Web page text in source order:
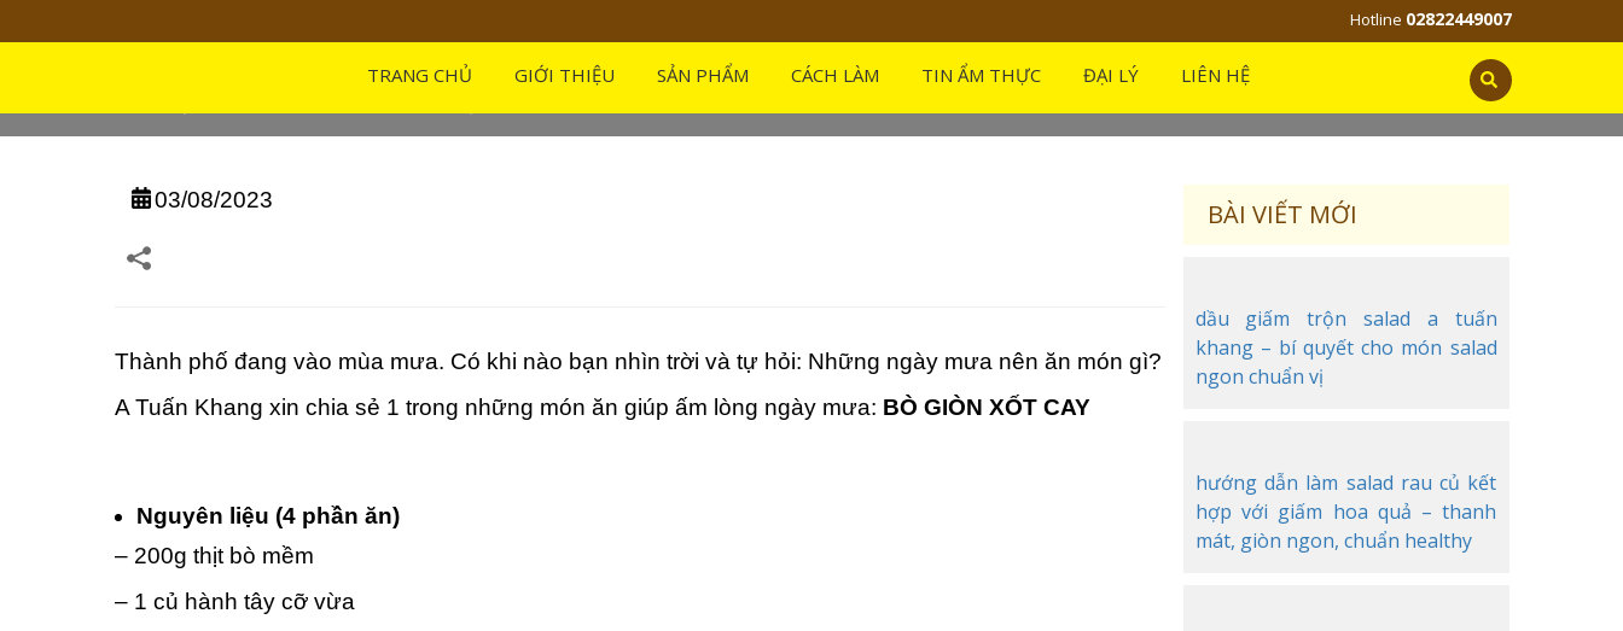
TRANG CHỦ GIỚI THIỆU SẢN PHẨM CÁCH LÀM TIN ẨM THỰC ĐẠI LÝ LIÊN HỆ
Hotline 02822449007
MÓN NGON TỪ THỊT BÒ – BÒ GIÒN XỐT CAY
03/08/2023
Thành phố đang vào mùa mưa. Có khi nào bạn nhìn trời và tự hỏi: Những ngày mưa nên ăn món gì?
A Tuấn Khang xin chia sẻ 1 trong những món ăn giúp ấm lòng ngày mưa: BÒ GIÒN XỐT CAY
Nguyên liệu (4 phần ăn)
– 200g thịt bò mềm
– 1 củ hành tây cỡ vừa
BÀI VIẾT MỚI
dầu giấm trộn salad a tuấn
khang – bí quyết cho món salad
ngon chuẩn vị
hướng dẫn làm salad rau củ kết
hợp với giấm hoa quả – thanh
mát, giòn ngon, chuẩn healthy